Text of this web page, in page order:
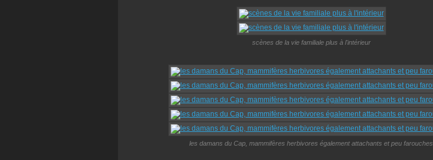
scènes de la vie familiale plus à l'intérieur
les damans du Cap, mammifères herbivores également attachants et peu farouches